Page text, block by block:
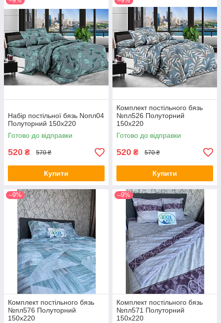
Набір постільної бязь Noпл04
Полуторний 150х220
Готово до відправки
520 ₴ 570 ₴
Купити
Комплект постільного бязь
№пл526 Полуторний
150х220
Готово до відправки
520 ₴ 570 ₴
Купити
–9%
Комплект постільного бязь
№пл576 Полуторний
150х220
–9%
Комплект постільного бязь
№пл571 Полуторний
150х220